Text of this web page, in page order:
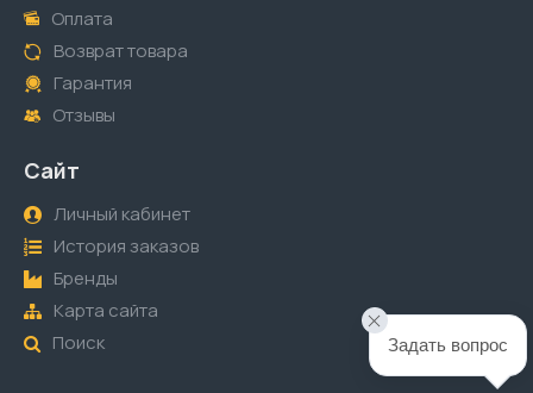
Оплата
Возврат товара
Гарантия
Отзывы
Сайт
Личный кабинет
История заказов
Бренды
Карта сайта
Поиск
Задать вопрос